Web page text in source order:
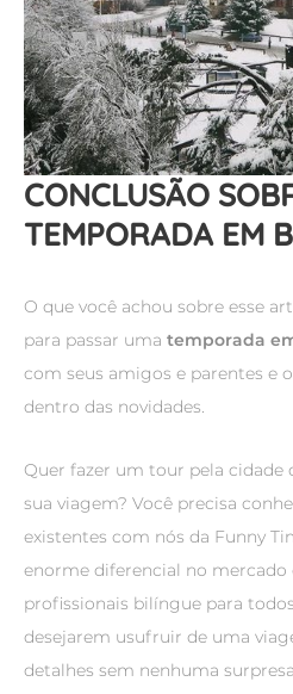
CONCLUSÃO
TEMPORADA EM
O que você achou sobre esse
para passar uma temporada
com seus amigos e parentes e
dentro das novidades.
Quer fazer um tour pela cidade
sua viagem? Você precisa
existentes com nós da Funny
enorme diferencial no mercado
profissionais bilíngue para
desejarem usufruir de uma
detalhes sem nenhuma